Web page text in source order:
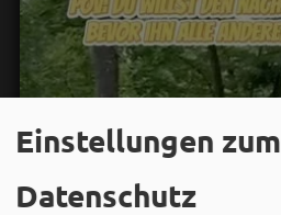
Einstellungen zum
Datenschutz